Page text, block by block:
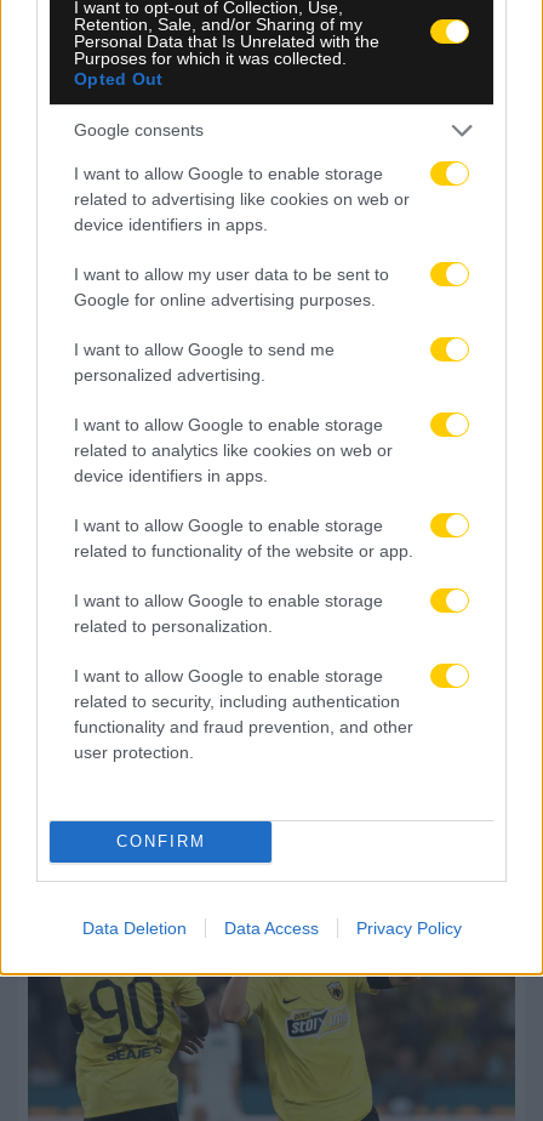
I want to opt-out of Collection, Use,
Retention, Sale, and/or Sharing of my
Personal Data that Is Unrelated with the
Purposes for which it was collected.
Opted Out
Google consents
I want to allow Google to enable storage
related to advertising like cookies on web or
device identifiers in apps.
I want to allow my user data to be sent to
Google for online advertising purposes.
I want to allow Google to send me
personalized advertising.
I want to allow Google to enable storage
related to analytics like cookies on web or
device identifiers in apps.
I want to allow Google to enable storage
related to functionality of the website or app.
I want to allow Google to enable storage
related to personalization.
I want to allow Google to enable storage
related to security, including authentication
functionality and fraud prevention, and other
user protection.
CONFIRM
Data Deletion Data Access Privacy Policy
08.08.2026, 23:33
ΑΕΚ – Athens Kallithea: Τα highlights του αγώνα